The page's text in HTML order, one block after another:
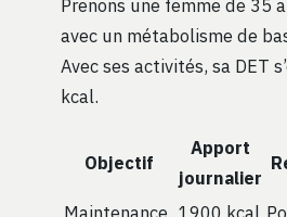
Prenons une femme de 35
avec un métabolisme de
Avec ses activités, sa DET
kcal.
Objectif
Apport
journalier